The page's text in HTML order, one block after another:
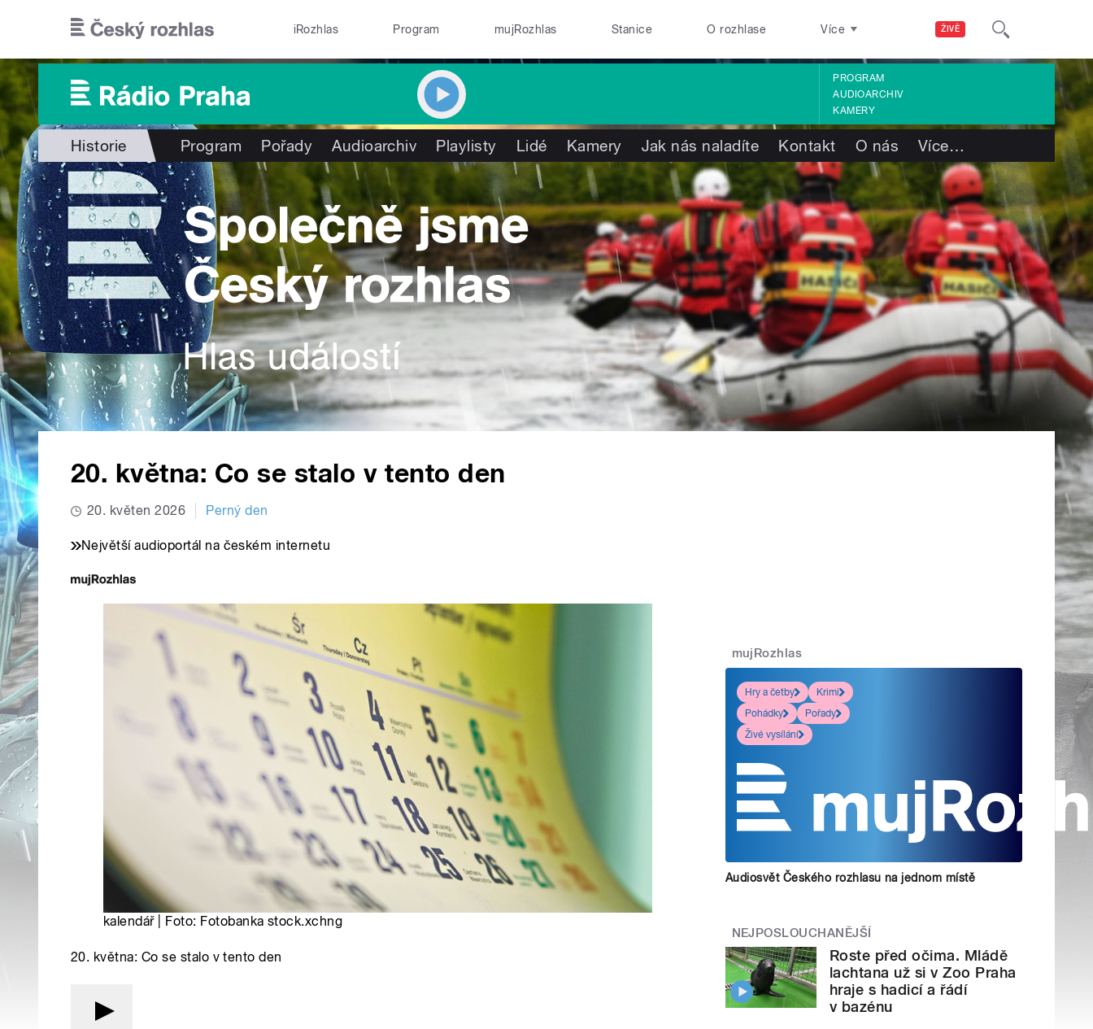
ŽIVĚ
iRozhlas Program mujRozhlas Stanice O rozhlase Více
PROGRAM
AUDIOARCHIV
KAMERY
Historie Program Pořady Audioarchiv Playlisty Lidé Kamery Jak nás naladíte Kontakt O nás Více…
20. května: Co se stalo v tento den
20. květen 2026 Perný den
Největší audioportál na českém internetu
kalendář | Foto: Fotobanka stock.xchng
20. května: Co se stalo v tento den
mujRozhlas
Hry a četby
Krimi
Pohádky
Pořady
Živé vysílání
Audiosvět Českého rozhlasu na jednom místě
NEJPOSLOUCHANĚJŠÍ
Roste před očima. Mládě
lachtana už si v Zoo Praha
hraje s hadicí a řádí
v bazénu